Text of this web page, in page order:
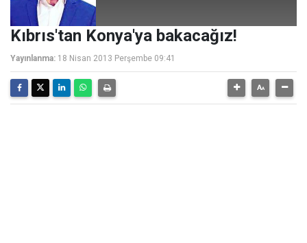
Kıbrıs'tan Konya'ya bakacağız!
Yayınlanma: 18 Nisan 2013 Perşembe 09:41